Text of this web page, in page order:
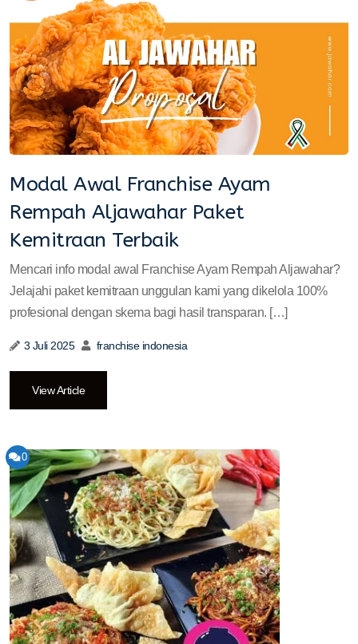
Modal Awal Franchise Ayam
Rempah Aljawahar Paket
Kemitraan Terbaik
Mencari info modal awal Franchise Ayam Rempah Aljawahar?
Jelajahi paket kemitraan unggulan kami yang dikelola 100%
profesional dengan skema bagi hasil transparan. […]
3 Juli 2025 franchise indonesia
View Article
0